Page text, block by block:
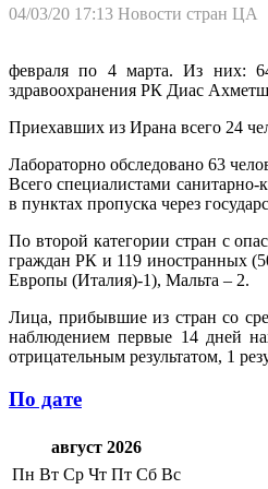
04/03/20 17:13 Новости стран ЦА
февраля по 4 марта. Из них: 64
здравоохранения РК Диас
Приехавших из Ирана всего 24
Лабораторно обследовано 63
Всего специалистами санитарно-
в пунктах пропуска через
По второй категории стран с
граждан РК и 119 иностранных
Европы (Италия)-1), Мальта – 2.
Лица, прибывшие из стран со
наблюдением первые 14 дней
отрицательным результатом, 1
По дате
август 2026
Пн Вт Ср Чт Пт Сб Вс